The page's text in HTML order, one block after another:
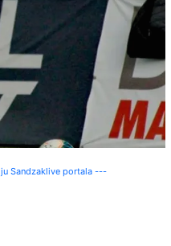
Sandzaklive portala ---